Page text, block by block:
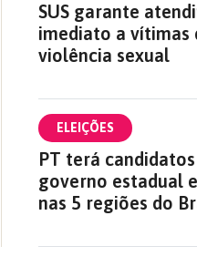
SUS garante
imediato a vítimas
violência sexual
ELEIÇÕES
PT terá
governo estadual
nas 5 regiões do